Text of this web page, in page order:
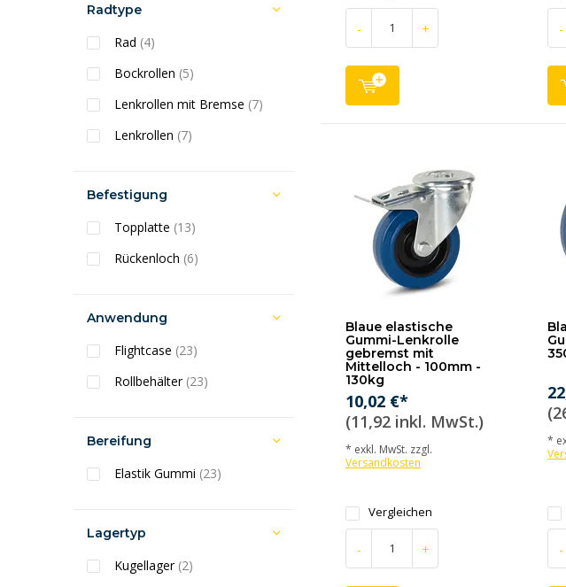
- + -
Blaue elastische
Gummi-Lenkrolle
gebremst mit
Mittelloch - 100mm -
130kg
10,02 €*
(11,92 inkl. MwSt.)
* exkl. MwSt. zzgl.
Versandkosten
Vergleichen
- +
*
-
Radtype
Rad (4)
Bockrollen (5)
Lenkrollen mit Bremse (7)
Lenkrollen (7)
Befestigung
Topplatte (13)
Rückenloch (6)
Anwendung
Flightcase (23)
Rollbehälter (23)
Bereifung
Elastik Gummi (23)
Lagertyp
Kugellager (2)